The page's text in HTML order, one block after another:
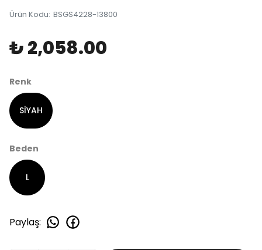
Ürün Kodu: BSGS4228-13800
₺ 2,058.00
Renk
SİYAH
Beden
L
Paylaş: